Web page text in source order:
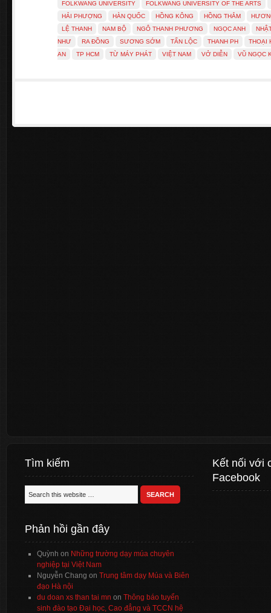
FOLKWANG UNIVERSITY
FOLKWANG UNIVERSITY OF THE ARTS
HẢI PHƯỢNG
HÀN QUỐC HỒNG KÔNG HỒNG THẮM
LỆ THANH
NAM BỘ NGÔ THANH PHƯƠNG NGỌC ANH
NHƯ
RA ĐỒNG SƯƠNG SỚM TẤN LỘC THANH PH
THOẠI
AN
TP HCM TỪ MÁY PHÁT VIỆT NAM VỞ DIỄN VŨ NGỌC
Tìm kiếm
Phản hồi gần đây
Quỳnh on Những trường dạy múa chuyên
nghiệp tại Việt Nam
Nguyễn Chang on Trung tâm dạy Múa và Biên
đạo Hà nội
du doan xs than tai mn on Thông báo tuyển
sinh đào tạo Đại học, Cao đẳng và TCCN hệ
Kết nối với
Facebook